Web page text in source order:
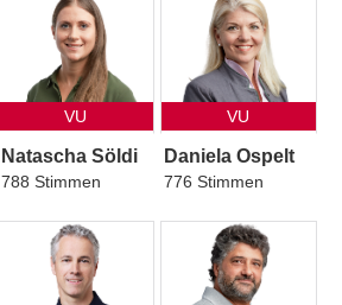
VU
Natascha Söldi
788 Stimmen
VU
Daniela Ospelt
776 Stimmen